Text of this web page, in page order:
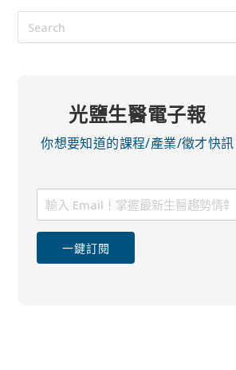
光鹽生醫電子報
你想要知道的課程/產業/徵才快訊
一鍵訂閱